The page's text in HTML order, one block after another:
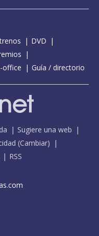
DVD
office Guía / directorio
Sugiere una web
(Cambiar)
RSS